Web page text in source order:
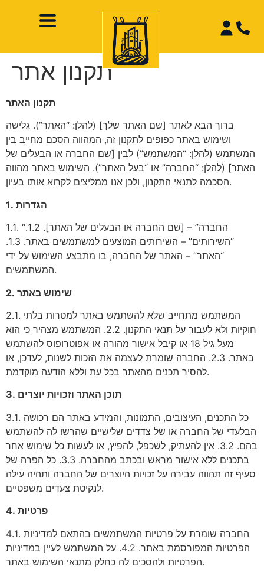
תקנון אתר
תקנון האתר
ברוך הבא לאתר [שם האתר שלך] (להלן: “האתר”). גלישה
ושימוש באתר כפופים לתקנון זה, המהווה הסכם מחייב בין
המשתמש (להלן: “המשתמש”) לבין [שם החברה או הבעלים של
האתר] (להלן: “החברה” או “בעל האתר”). השימוש באתר מהווה
הסכמה לתנאי התקנון, ולכן אנו ממליצים לקרוא אותו בעיון.
1. הגדרות
1.1. “החברה” – [שם החברה או הבעלים של האתר]. 1.2.
“השירותים” – השירותים המוצעים למשתמשים באתר. 1.3.
“האתר” – האתר של החברה, בו מתבצע השימוש על ידי
המשתמשים.
2. שימוש באתר
2.1. המשתמש מתחייב שלא להשתמש באתר למטרות בלתי
חוקיות ולא לעבור על תנאי התקנון. 2.2. המשתמש מצהיר כי הוא
מעל גיל 18 או קיבל אישור מהורה או אפוטרופוס להשתמש
באתר. 2.3. החברה שומרת לעצמה את הזכות לשנות, לעדכן, או
להסיר תכנים מהאתר בכל עת וללא הודעה מוקדמת.
3. תוכן האתר וזכויות יוצרים
3.1. כל התכנים, העיצובים, התמונות, והמידע באתר הם רכושה
הבלעדי של החברה או של צדדים שלישיים שהרשו לה להשתמש
בהם. 3.2. אין להעתיק, לשכפל, להפיץ, או לעשות כל שימוש אחר
בתכנים ללא אישור מראש ובכתב מהחברה. 3.3. כל הפרה של
סעיף זה תהווה עבירה על זכויות היוצרים של החברה ותהיה עילה
לנקיטת צעדים משפטיים.
4. פרטיות
4.1. החברה שומרת על פרטיות המשתמשים בהתאם למדיניות
הפרטיות המפורסמת באתר. 4.2. על המשתמש לעיין במדיניות
הפרטיות ולהסכים לה כחלק מתנאי השימוש באתר.